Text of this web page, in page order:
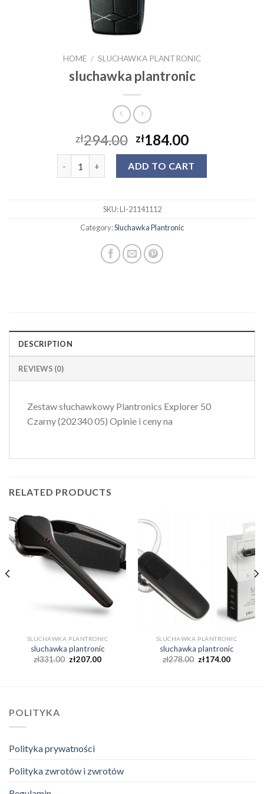
HOME / SLUCHAWKA PLANTRONIC
sluchawka plantronic
zł294.00 zł184.00
ADD TO CART
SKU:LI-21141112
Category:Sluchawka Plantronic
DESCRIPTION
REVIEWS (0)
Zestaw słuchawkowy Plantronics Explorer 50
Czarny (202340 05) Opinie i ceny na
RELATED PRODUCTS
SLUCHAWKA PLANTRONIC
sluchawka plantronic
zł331.00 zł207.00
SLUCHAWKA PLANTRONIC
sluchawka plantronic
zł278.00 zł174.00
POLITYKA
Polityka prywatności
Polityka zwrotów i zwrotów